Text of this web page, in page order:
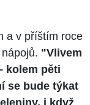
a v příštím roce
"Vlivem
kolem pěti
se bude týkat
i když